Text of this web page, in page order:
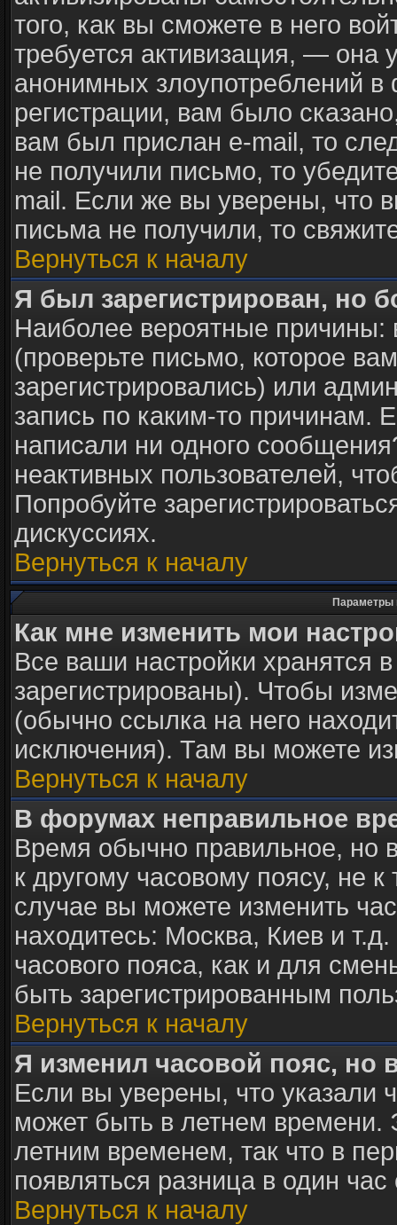
того, как вы сможете в него
требуется активизация, — она
анонимных злоупотреблений
регистрации, вам было
вам был прислан e-mail, то
не получили письмо, то
mail. Если же вы уверены, что
письма не получили, то
Вернуться к началу
Я был зарегистрирован, но
Наиболее вероятные
(проверьте письмо, которое
зарегистрировались) или
запись по каким-то причинам.
написали ни одного
неактивных пользователей,
Попробуйте
дискуссиях.
Вернуться к началу
Параметры
Как мне изменить мои
Все ваши настройки хранятся
зарегистрированы). Чтобы
(обычно ссылка на него
исключения). Там вы можете
Вернуться к началу
В форумах неправильное
Время обычно правильное, но
к другому часовому поясу, не
случае вы можете изменить
находитесь: Москва, Киев и
часового пояса, как и для
быть зарегистрированным
Вернуться к началу
Я изменил часовой пояс, но
Если вы уверены, что указали
может быть в летнем времени.
летним временем, так что в
появляться разница в один
Вернуться к началу